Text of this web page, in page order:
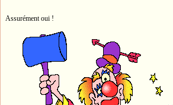
Assurément oui !